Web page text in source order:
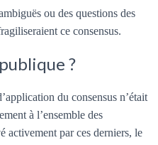
ou des questions des
ce consensus.
?
du consensus n’était
à l’ensemble des
activement par ces derniers, le